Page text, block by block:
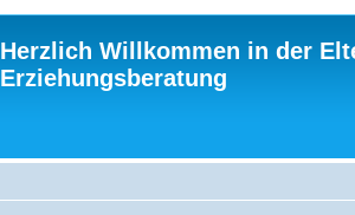
Herzlich Willkommen in der
Erziehungsberatung